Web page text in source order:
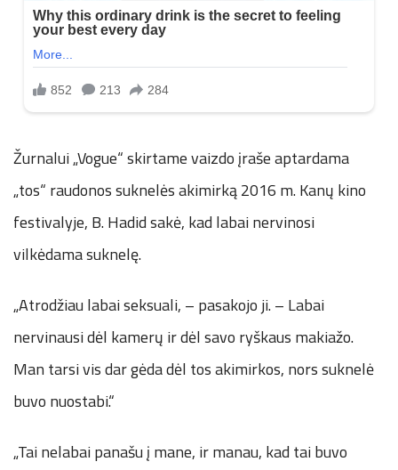
Žurnalui „Vogue“ skirtame vaizdo įraše aptardama
„tos“ raudonos suknelės akimirką 2016 m. Kanų kino
festivalyje, B. Hadid sakė, kad labai nervinosi
vilkėdama suknelę.
„Atrodžiau labai seksuali, – pasakojo ji. – Labai
nervinausi dėl kamerų ir dėl savo ryškaus makiažo.
Man tarsi vis dar gėda dėl tos akimirkos, nors suknelė
buvo nuostabi.“
„Tai nelabai panašu į mane, ir manau, kad tai buvo